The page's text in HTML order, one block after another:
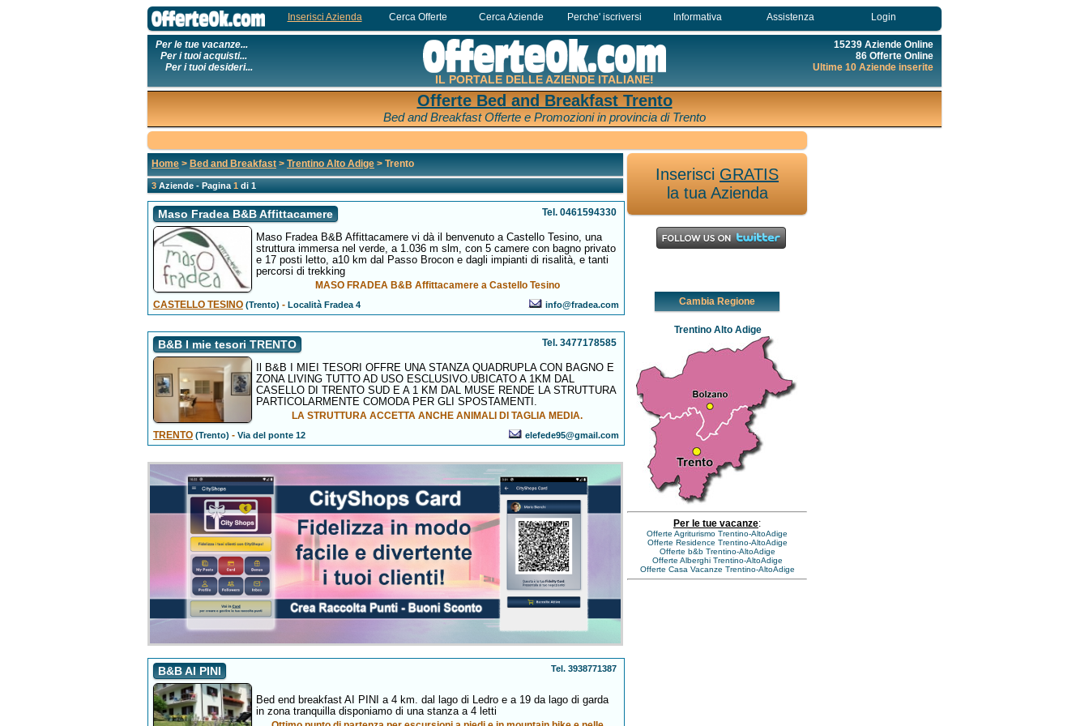
Inserisci Azienda Cerca Offerte Cerca Aziende Perche' iscriversi Informativa Assistenza Login
Per le tue vacanze...
Per i tuoi acquisti...
Per i tuoi desideri...
IL PORTALE DELLE AZIENDE ITALIANE!
15239 Aziende Online
86 Offerte Online
Ultime 10 Aziende inserite
Offerte Bed and Breakfast Trento
Bed and Breakfast Offerte e Promozioni in provincia di Trento
Home > Bed and Breakfast > Trentino Alto Adige > Trento
3Aziende - Pagina1di 1
Maso Fradea B&B Affittacamere Tel. 0461594330
Maso Fradea B&B Affittacamere vi dà il benvenuto a Castello Tesino, una
struttura immersa nel verde, a 1.036 m slm, con 5 camere con bagno privato
e 17 posti letto, a10 km dal Passo Brocon e dagli impianti di risalità, e tanti
percorsi di trekking
MASO FRADEA B&B Affittacamere a Castello Tesino
CASTELLO TESINO(Trento) -Località Fradea 4 info@fradea.com
B&B I mie tesori TRENTO Tel. 3477178585
Il B&B I MIEI TESORI OFFRE UNA STANZA QUADRUPLA CON BAGNO E
ZONA LIVING TUTTO AD USO ESCLUSIVO.UBICATO A 1KM DAL
CASELLO DI TRENTO SUD E A 1 KM DAL MUSE RENDE LA STRUTTURA
PARTICOLARMENTE COMODA PER GLI SPOSTAMENTI.
LA STRUTTURA ACCETTA ANCHE ANIMALI DI TAGLIA MEDIA.
TRENTO(Trento) -Via del ponte 12 elefede95@gmail.com
B&B AI PINI Tel. 3938771387
Bed end breakfast AI PINI a 4 km. dal lago di Ledro e a 19 da lago di garda
in zona tranquilla disponiamo di una stanza a 4 letti
Inserisci GRATIS
la tua Azienda
Cambia Regione
Trentino Alto Adige
Per le tue vacanze:
Offerte Agriturismo Trentino-AltoAdige
Offerte Residence Trentino-AltoAdige
Offerte b&b Trentino-AltoAdige
Offerte Alberghi Trentino-AltoAdige
Offerte Casa Vacanze Trentino-AltoAdige